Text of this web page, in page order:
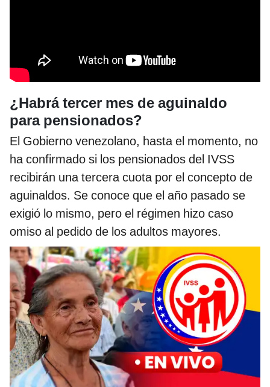
¿Habrá tercer mes de aguinaldo
para pensionados?
El Gobierno venezolano, hasta el momento, no
ha confirmado si los pensionados del IVSS
recibirán una tercera cuota por el concepto de
aguinaldos. Se conoce que el año pasado se
exigió lo mismo, pero el régimen hizo caso
omiso al pedido de los adultos mayores.